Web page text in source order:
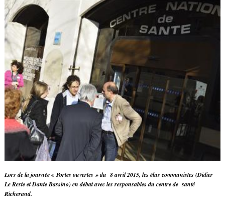
Lors de la journée « Portes ouvertes » du 8 avril 2015, les élus communistes (Didier
Le Reste et Dante Bassino) en débat avec les responsables du centre de santé
Richerand.